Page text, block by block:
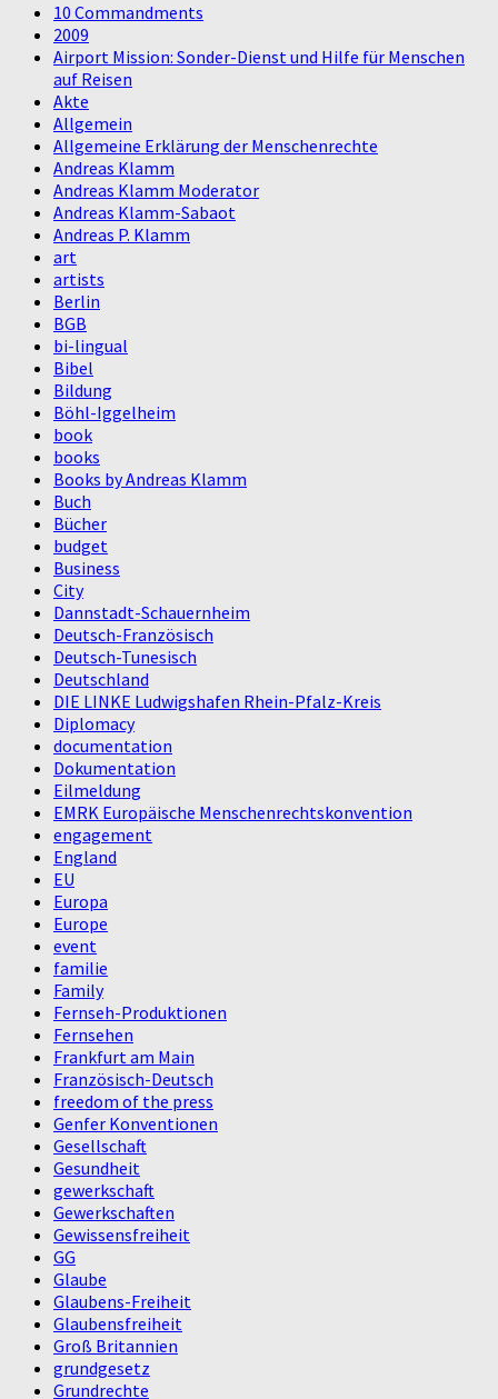
10 Commandments
2009
Airport Mission: Sonder-Dienst und Hilfe für Menschen
auf Reisen
Akte
Allgemein
Allgemeine Erklärung der Menschenrechte
Andreas Klamm
Andreas Klamm Moderator
Andreas Klamm-Sabaot
Andreas P. Klamm
art
artists
Berlin
BGB
bi-lingual
Bibel
Bildung
Böhl-Iggelheim
book
books
Books by Andreas Klamm
Buch
Bücher
budget
Business
City
Dannstadt-Schauernheim
Deutsch-Französisch
Deutsch-Tunesisch
Deutschland
DIE LINKE Ludwigshafen Rhein-Pfalz-Kreis
Diplomacy
documentation
Dokumentation
Eilmeldung
EMRK Europäische Menschenrechtskonvention
engagement
England
EU
Europa
Europe
event
familie
Family
Fernseh-Produktionen
Fernsehen
Frankfurt am Main
Französisch-Deutsch
freedom of the press
Genfer Konventionen
Gesellschaft
Gesundheit
gewerkschaft
Gewerkschaften
Gewissensfreiheit
GG
Glaube
Glaubens-Freiheit
Glaubensfreiheit
Groß Britannien
grundgesetz
Grundrechte